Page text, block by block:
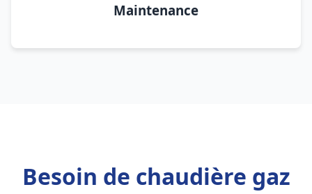
Maintenance
Besoin de chaudière gaz